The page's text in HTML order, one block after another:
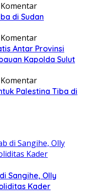
di Sudan
Antar Provinsi
Kapolda Sulut
Palestina Tiba di
Sangihe, Olly
Kader